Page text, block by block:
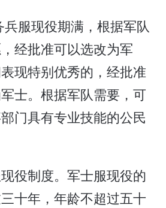
服现役期满，根据军队
经批准可以选改为军
现特别优秀的，经批准
士。根据军队需要，可
门具有专业技能的公民
役制度。军士服现役的
十年，年龄不超过五十